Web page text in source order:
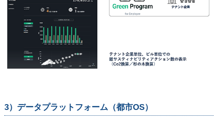
3）データプラットフォーム（都市OS）